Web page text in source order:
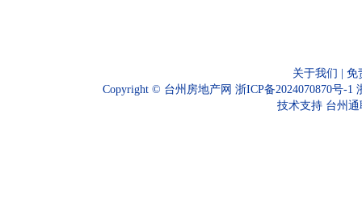
关于我们 | 免
Copyright © 台州房地产网 浙ICP备2024070870号-1
技术支持 台州